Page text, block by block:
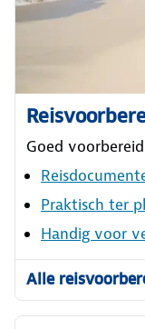
Goed
Praktisch ter
Handig voor
Alle